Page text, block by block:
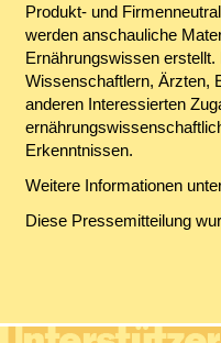
Produkt- und
werden anschauliche
Ernährungswissen
Wissenschaftlern, Ärzten,
anderen Interessierten
Erkenntnissen.
Weitere Informationen
Diese Pressemitteilung